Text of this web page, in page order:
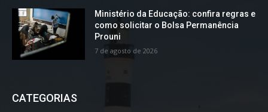
Ministério da Educação: confira regras e
como solicitar o Bolsa Permanência
Prouni
7 de agosto de 2026
CATEGORIAS